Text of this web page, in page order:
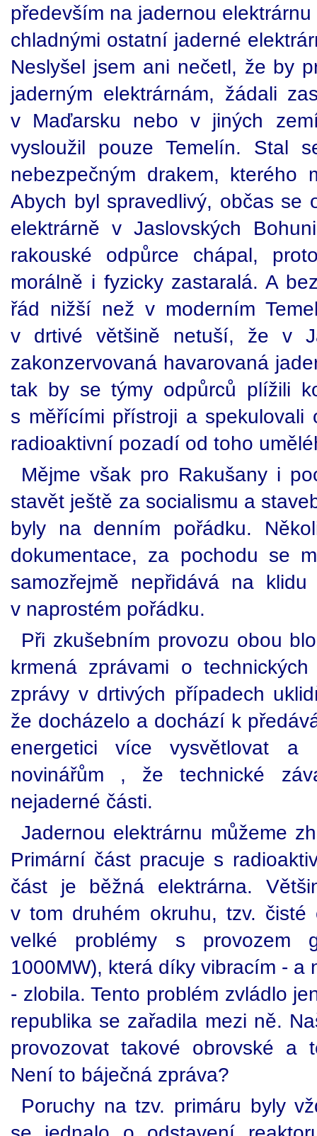
především na jadernou
chladnými ostatní jaderné
Neslyšel jsem ani nečetl, že by
jaderným elektrárnám, žádali
v Maďarsku nebo v jiných
vysloužil pouze Temelín. Stal
nebezpečným drakem,
Abych byl spravedlivý, občas se
elektrárně v Jaslovských
rakouské odpůrce chápal,
morálně i fyzicky zastaralá. A
řád nižší než v moderním
v drtivé většině netuší, že v
zakonzervovaná havarovaná
tak by se týmy odpůrců plížili
s měřícími přístroji a spekulovali
radioaktivní pozadí od toho
Mějme však pro Rakušany i
stavět ještě za socialismu a
byly na denním pořádku.
dokumentace, za pochodu se
samozřejmě nepřidává na
v naprostém pořádku.
Při zkušebním provozu obou
krmená zprávami o
zprávy v drtivých případech
že docházelo a dochází k
energetici více vysvětlovat a
novinářům , že technické
nejaderné části.
Jadernou elektrárnu můžeme
Primární část pracuje s
část je běžná elektrárna.
v tom druhém okruhu, tzv.
velké problémy s provozem
1000MW), která díky vibracím - a
- zlobila. Tento problém zvládlo
republika se zařadila mezi ně.
provozovat takové obrovské a
Není to báječná zpráva?
Poruchy na tzv. primáru byly